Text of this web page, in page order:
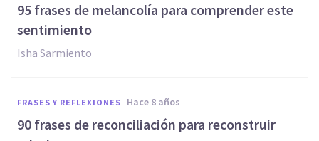
95 frases de melancolía para comprender este
sentimiento
Isha Sarmiento
FRASES Y REFLEXIONES hace 8 años
90 frases de reconciliación para reconstruir